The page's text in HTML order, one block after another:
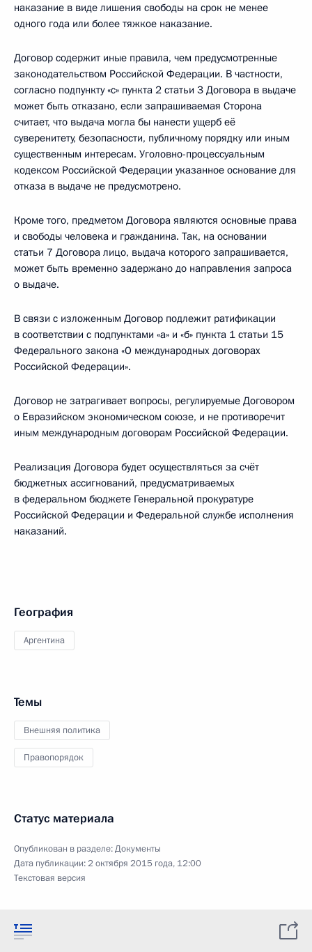
наказание в виде лишения свободы на срок не менее
одного года или более тяжкое наказание.
Договор содержит иные правила, чем предусмотренные
законодательством Российской Федерации. В частности,
согласно подпункту «с» пункта 2 статьи 3 Договора в выдаче
может быть отказано, если запрашиваемая Сторона
считает, что выдача могла бы нанести ущерб её
суверенитету, безопасности, публичному порядку или иным
существенным интересам. Уголовно-процессуальным
кодексом Российской Федерации указанное основание для
отказа в выдаче не предусмотрено.
Кроме того, предметом Договора являются основные права
и свободы человека и гражданина. Так, на основании
статьи 7 Договора лицо, выдача которого запрашивается,
может быть временно задержано до направления запроса
о выдаче.
В связи с изложенным Договор подлежит ратификации
в соответствии с подпунктами «а» и «б» пункта 1 статьи 15
Федерального закона «О международных договорах
Российской Федерации».
Договор не затрагивает вопросы, регулируемые Договором
о Евразийском экономическом союзе, и не противоречит
иным международным договорам Российской Федерации.
Реализация Договора будет осуществляться за счёт
бюджетных ассигнований, предусматриваемых
в федеральном бюджете Генеральной прокуратуре
Российской Федерации и Федеральной службе исполнения
наказаний.
География
Аргентина
Темы
Внешняя политика
Правопорядок
Статус материала
Опубликован в разделе:Документы
Дата публикации:2 октября 2015 года, 12:00
Текстовая версия